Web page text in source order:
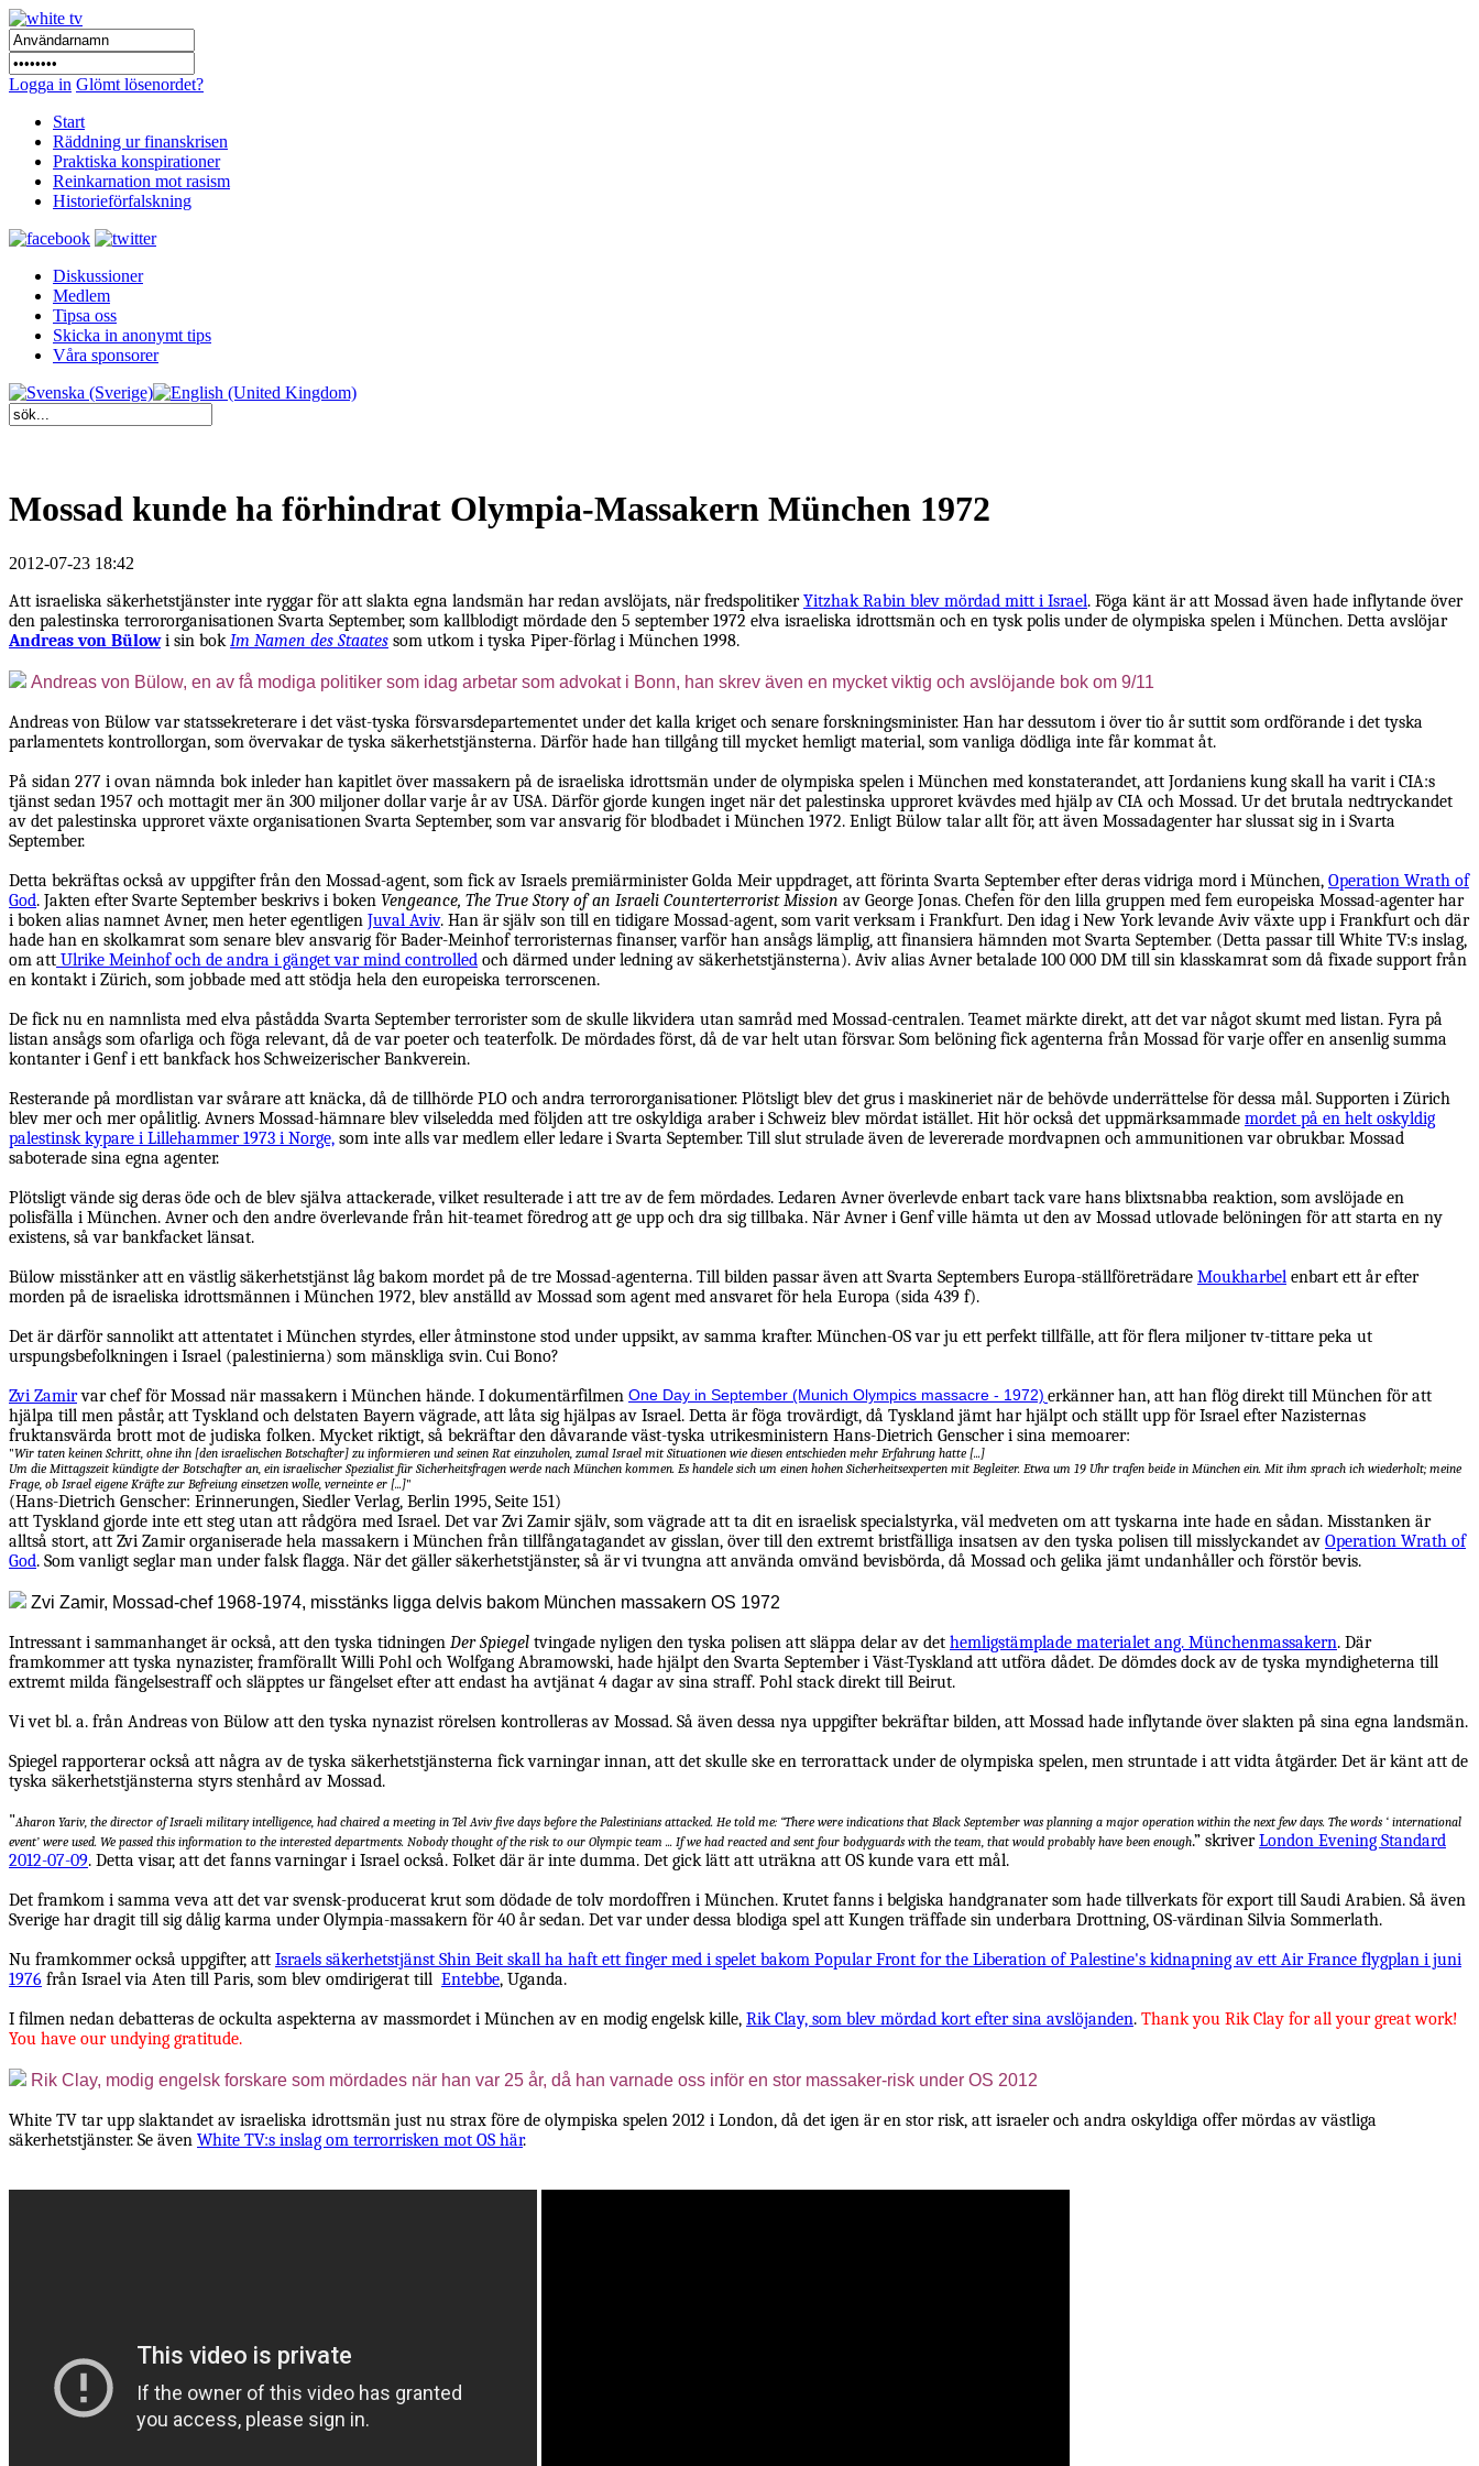
Logga in Glömt lösenordet?
Start
Räddning ur finanskrisen
Praktiska konspirationer
Reinkarnation mot rasism
Historieförfalskning
Diskussioner
Medlem
Tipsa oss
Skicka in anonymt tips
Våra sponsorer
Mossad kunde ha förhindrat Olympia-Massakern München 1972
2012-07-23 18:42
Att israeliska säkerhetstjänster inte ryggar för att slakta egna landsmän har redan avslöjats, när fredspolitikerYitzhakRabin blev mördad mitt i Israel. Föga känt är att Mossad även hade inflytande över
den palestinska terrororganisationen Svarta September, som kallblodigt mördade den 5 september 1972 elva israeliska idrottsmän och en tysk polis under de olympiska spelen i München. Detta avslöjar
Andreas von Bülowi sin bokIm Namen des Staates som utkom i tyska Piper-förlag i München 1998.
Andreas von Bülow, en av få modiga politiker som idag arbetar som advokat i Bonn, han skrev även en mycket viktig och avslöjande bok om 9/11
Andreas von Bülow var statssekreterare i det väst-tyska försvarsdepartementet under det kalla kriget och senare forskningsminister. Han har dessutom i över tio år suttit som ordförande i det tyska
parlamentets kontrollorgan, som övervakar de tyska säkerhetstjänsterna. Därför hade han tillgång till mycket hemligt material, som vanliga dödliga inte får kommat åt.
På sidan 277 i ovan nämnda bok inleder han kapitlet över massakern på de israeliska idrottsmän under de olympiska spelen i München med konstaterandet, att Jordaniens kung skall ha varit i CIA:s
tjänst sedan 1957 och mottagit mer än 300 miljoner dollar varje år av USA. Därför gjorde kungen inget när det palestinska upproret kvävdes med hjälp av CIA och Mossad. Ur det brutala nedtryckandet
av det palestinska upproret växte organisationen Svarta September, som var ansvarig för blodbadet i München 1972. Enligt Bülow talar allt för, att även Mossadagenter har slussat sig in i Svarta
September.
Detta bekräftas också av uppgifter från den Mossad-agent, som fick av Israels premiärminister Golda Meir uppdraget, att förinta Svarta September efter deras vidriga mord i München, Operation Wrath of
God. Jakten efter Svarte September beskrivs i boken Vengeance, The True Story of an Israeli Counterterrorist Mission av George Jonas. Chefen för den lilla gruppen med fem europeiska Mossad-agenter har
i boken alias namnet Avner, men heter egentligen Juval Aviv. Han är själv son till en tidigare Mossad-agent, som varit verksam i Frankfurt. Den idag i New York levande Aviv växte upp i Frankfurt och där
hade han en skolkamrat som senare blev ansvarig för Bader-Meinhof terroristernas finanser, varför han ansågs lämplig, att finansiera hämnden mot Svarta September. (Detta passar till White TV:s inslag,
om att Ulrike Meinhof och de andra i gänget var mind controlled och därmed under ledning av säkerhetstjänsterna). Aviv alias Avner betalade 100 000 DM till sin klasskamrat som då fixade support från
en kontakt i Zürich, som jobbade med att stödja hela den europeiska terrorscenen.
De fick nu en namnlista med elva påstådda Svarta September terrorister som de skulle likvidera utan samråd med Mossad-centralen. Teamet märkte direkt, att det var något skumt med listan. Fyra på
listan ansågs som ofarliga och föga relevant, då de var poeter och teaterfolk. De mördades först, då de var helt utan försvar. Som belöning fick agenterna från Mossad för varje offer en ansenlig summa
kontanter i Genf i ett bankfack hos Schweizerischer Bankverein.
Resterande på mordlistan var svårare att knäcka, då de tillhörde PLO och andra terrororganisationer. Plötsligt blev det grus i maskineriet när de behövde underrättelse för dessa mål. Supporten i Zürich
blev mer och mer opålitlig. Avners Mossad-hämnare blev vilseledda med följden att tre oskyldiga araber i Schweiz blev mördat istället. Hit hör också det uppmärksammade mordet på en helt oskyldig
palestinsk kypare i Lillehammer 1973 i Norge, som inte alls var medlem eller ledare i Svarta September. Till slut strulade även de levererade mordvapnen och ammunitionen var obrukbar. Mossad
saboterade sina egna agenter.
Plötsligt vände sig deras öde och de blev själva attackerade, vilket resulterade i att tre av de fem mördades. Ledaren Avner överlevde enbart tack vare hans blixtsnabba reaktion, som avslöjade en
polisfälla i München. Avner och den andre överlevande från hit-teamet föredrog att ge upp och dra sig tillbaka. När Avner i Genf ville hämta ut den av Mossad utlovade belöningen för att starta en ny
existens, så var bankfacket länsat.
Bülow misstänker att en västlig säkerhetstjänst låg bakom mordet på de tre Mossad-agenterna. Till bilden passar även att Svarta Septembers Europa-ställföreträdare Moukharbel enbart ett år efter
morden på de israeliska idrottsmännen i München 1972, blev anställd av Mossad som agent med ansvaret för hela Europa (sida 439 f).
Det är därför sannolikt att attentatet i München styrdes, eller åtminstone stod under uppsikt, av samma krafter. München-OS var ju ett perfekt tillfälle, att för flera miljoner tv-tittare peka ut
urspungsbefolkningen i Israel (palestinierna) som mänskliga svin. Cui Bono?
Zvi Zamirvar chef för Mossad när massakern i München hände. I dokumentärfilmen One Day in September (Munich Olympics massacre - 1972) erkänner han, att han flög direkt till München för att
hjälpa till men påstår, att Tyskland och delstaten Bayern vägrade, att låta sig hjälpas av Israel. Detta är föga trovärdigt, då Tyskland jämt har hjälpt och ställt upp för Israel efter Nazisternas
fruktansvärda brott mot de judiska folken. Mycket riktigt, så bekräftar den dåvarande väst-tyska utrikesministern Hans-Dietrich Genscher i sina memoarer:
"Wir taten keinen Schritt, ohne ihn [den israelischen Botschafter] zu informieren und seinen Rat einzuholen, zumal Israel mit Situationen wie diesen entschieden mehr Erfahrung hatte [...]
Um die Mittagszeit kündigte der Botschafter an, ein israelischer Spezialist für Sicherheitsfragen werde nach München kommen. Es handele sich um einen hohen Sicherheitsexperten mit Begleiter. Etwa um 19 Uhr trafen beide in München ein. Mit ihm sprach ich wiederholt; meine
Frage, ob Israel eigene Kräfte zur Befreiung einsetzen wolle, verneinte er [...]"
(Hans-Dietrich Genscher: Erinnerungen, Siedler Verlag, Berlin 1995, Seite 151)
att Tyskland gjorde inte ett steg utan att rådgöra med Israel. Det var Zvi Zamir själv, som vägrade att ta dit en israelisk specialstyrka, väl medveten om att tyskarna inte hade en sådan. Misstanken är
alltså stort, att Zvi Zamir organiserade hela massakern i München från tillfångatagandet av gisslan, över till den extremt bristfälliga insatsen av den tyska polisen till misslyckandet av Operation Wrath of
God. Som vanligt seglar man under falsk flagga. När det gäller säkerhetstjänster, så är vi tvungna att använda omvänd bevisbörda, då Mossad och gelika jämt undanhåller och förstör bevis.
Zvi Zamir, Mossad-chef 1968-1974, misstänks ligga delvis bakom München massakern OS 1972
Intressant i sammanhanget är också, att den tyska tidningen Der Spiegel tvingade nyligen den tyska polisen att släppa delar av det hemligstämplade materialet ang. Münchenmassakern. Där
framkommer att tyska nynazister, framförallt Willi Pohl och Wolfgang Abramowski, hade hjälpt den Svarta September i Väst-Tyskland att utföra dådet. De dömdes dock av de tyska myndigheterna till
extremt milda fängelsestraff och släpptes ur fängelset efter att endast ha avtjänat 4 dagar av sina straff. Pohl stack direkt till Beirut.
Vi vet bl. a. från Andreas von Bülow att den tyska nynazist rörelsen kontrolleras av Mossad. Så även dessa nya uppgifter bekräftar bilden, att Mossad hade inflytande över slakten på sina egna landsmän.
Spiegel rapporterar också att några av de tyska säkerhetstjänsterna fick varningar innan, att det skulle ske en terrorattack under de olympiska spelen, men struntade i att vidta åtgärder. Det är känt att de
tyska säkerhetstjänsterna styrs stenhård av Mossad.
"Aharon Yariv, the director of Israeli military intelligence, had chaired a meeting in Tel Aviv five days before the Palestinians attacked. He told me: “There were indications that Black September was planning a major operation within the next few days. The words ‘ international
event’ were used. We passed this information to the interested departments. Nobody thought of the risk to our Olympic team ... If we had reacted and sent four bodyguards with the team, that would probably have been enough.” skriverLondon Evening Standard
2012-07-09. Detta visar, att det fanns varningar i Israel också. Folket där är inte dumma. Det gick lätt att uträkna att OS kunde vara ett mål.
Det framkom i samma veva att det var svensk-producerat krut som dödade de tolv mordoffren i München. Krutet fanns i belgiska handgranater som hade tillverkats för export till Saudi Arabien. Så även
Sverige har dragit till sig dålig karma under Olympia-massakern för 40 år sedan. Det var under dessa blodiga spel att Kungen träffade sin underbara Drottning, OS-värdinan Silvia Sommerlath.
Nu framkommer också uppgifter, att Israels säkerhetstjänst Shin Beit skall ha haft ett finger med i spelet bakom Popular Front for the Liberation of Palestine's kidnapning av ett Air France flygplan i juni
1976 från Israel via Aten till Paris, som blev omdirigerat till Entebbe, Uganda.
I filmen nedan debatteras de ockulta aspekterna av massmordet i München av en modig engelsk kille, Rik Clay, som blev mördad kort efter sina avslöjanden. Thank you Rik Clay for all your great work!
You have our undying gratitude.
Rik Clay, modig engelsk forskare som mördades när han var 25 år, då han varnade oss inför en stor massaker-risk under OS 2012
White TV tar upp slaktandet av israeliska idrottsmän just nu strax före de olympiska spelen 2012 i London, då det igen är en stor risk, att israeler och andra oskyldiga offer mördas av västliga
säkerhetstjänster. Se även White TV:s inslag om terrorrisken mot OS här.